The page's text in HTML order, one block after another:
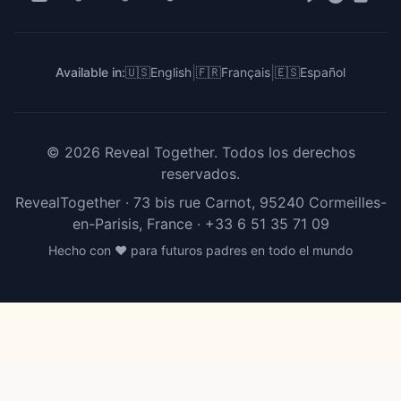
Available in:🇺🇸English 🇫🇷Français 🇪🇸Español
© 2026 Reveal Together. Todos los derechos
reservados.
RevealTogether · 73 bis rue Carnot, 95240 Cormeilles-
en-Parisis, France · +33 6 51 35 71 09
Hecho con ❤️ para futuros padres en todo el mundo